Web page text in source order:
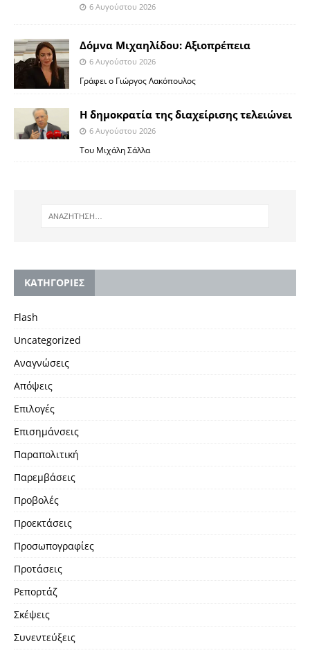
6 Αυγούστου 2026
Δόμνα Μιχαηλίδου: Αξιοπρέπεια
6 Αυγούστου 2026
Γράφει ο Γιώργος Λακόπουλος
Η δημοκρατία της διαχείρισης τελειώνει
6 Αυγούστου 2026
Του Μιχάλη Σάλλα
KΑΤΗΓΟΡΙΕΣ
Flash
Uncategorized
Αναγνώσεις
Απόψεις
Επιλογές
Επισημάνσεις
Παραπολιτική
Παρεμβάσεις
Προβολές
Προεκτάσεις
Προσωπογραφίες
Προτάσεις
Ρεπορτάζ
Σκέψεις
Συνεντεύξεις